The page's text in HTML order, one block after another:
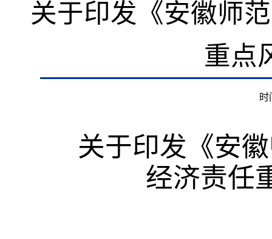
关于印发《安徽师
重点
时
关于印发《安
经济责任